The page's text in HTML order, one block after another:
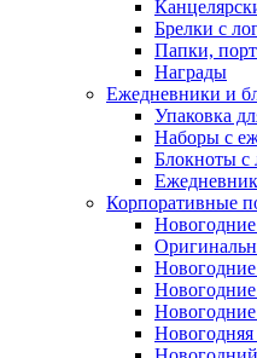
Брелки с
Папки,
Награды
Ежедневники и
Упаковка
Наборы с
Блокноты с
Корпоративные
Новогодняя